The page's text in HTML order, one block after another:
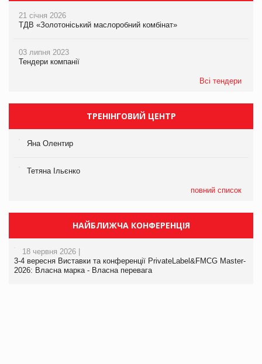
21 січня 2026
ТДВ «Золотоніський маслоробний комбінат»
03 липня 2023
Тендери компанії
Всі тендери
ТРЕНІНГОВИЙ ЦЕНТР
Яна Олентир
Тетяна Ільєнко
повний список
НАЙБЛИЖЧА КОНФЕРЕНЦІЯ
18 червня 2026 |
3-4 вересня Виставки та конференції PrivateLabel&FMCG Master-
2026: Власна марка - Власна перевага